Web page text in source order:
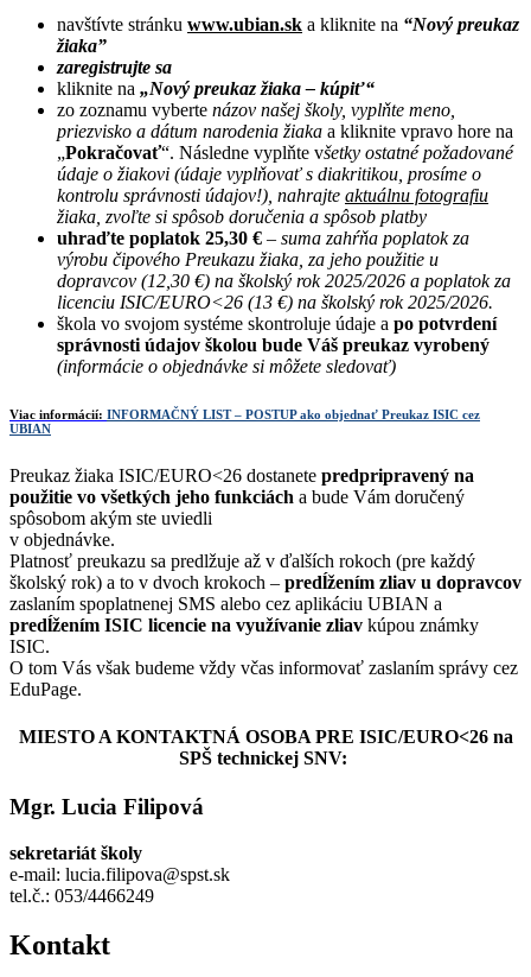
navštívte stránku www.ubian.sk a kliknite na “Nový preukaz
žiaka”
zaregistrujte sa
kliknite na „Nový preukaz žiaka – kúpiť“
zo zoznamu vyberte názov našej školy, vyplňte meno,
priezvisko a dátum narodenia žiaka a kliknite vpravo hore na
„Pokračovať“. Následne vyplňte všetky ostatné požadované
údaje o žiakovi (údaje vyplňovať s diakritikou, prosíme o
kontrolu správnosti údajov!), nahrajte aktuálnu fotografiu
žiaka, zvoľte si spôsob doručenia a spôsob platby
uhraďte poplatok 25,30 € – suma zahŕňa poplatok za
výrobu čipového Preukazu žiaka, za jeho použitie u
dopravcov (12,30 €) na školský rok 2025/2026 a poplatok za
licenciu ISIC/EURO<26 (13 €) na školský rok 2025/2026.
škola vo svojom systéme skontroluje údaje a po potvrdení
správnosti údajov školou bude Váš preukaz vyrobený
(informácie o objednávke si môžete sledovať)
Viac informácií: INFORMAČNÝ LIST – POSTUP ako objednať Preukaz ISIC cez
UBIAN
Preukaz žiaka ISIC/EURO<26 dostanete predpripravený na
použitie vo všetkých jeho funkciách a bude Vám doručený
spôsobom akým ste uviedli
v objednávke.
Platnosť preukazu sa predlžuje až v ďalších rokoch (pre každý
školský rok) a to v dvoch krokoch – predĺžením zliav u dopravcov
zaslaním spoplatnenej SMS alebo cez aplikáciu UBIAN a
predĺžením ISIC licencie na využívanie zliav kúpou známky
ISIC.
O tom Vás však budeme vždy včas informovať zaslaním správy cez
EduPage.
MIESTO A KONTAKTNÁ OSOBA PRE ISIC/EURO<26 na
SPŠ technickej SNV:
Mgr. Lucia Filipová
sekretariát školy
e-mail: lucia.filipova@spst.sk
tel.č.: 053/4466249
Kontakt